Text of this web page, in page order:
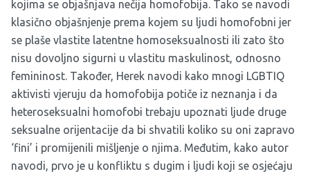
kojima se objašnjava nečija homofobija. Tako se navodi
klasično objašnjenje prema kojem su ljudi homofobni jer
se plaše vlastite latentne homoseksualnosti ili zato što
nisu dovoljno sigurni u vlastitu maskulinost, odnosno
femininost. Također, Herek navodi kako mnogi LGBTIQ
aktivisti vjeruju da homofobija potiče iz neznanja i da
heteroseksualni homofobi trebaju upoznati ljude druge
seksualne orijentacije da bi shvatili koliko su oni zapravo
‘fini’ i promijenili mišljenje o njima. Međutim, kako autor
navodi, prvo je u konfliktu s dugim i ljudi koji se osjećaju